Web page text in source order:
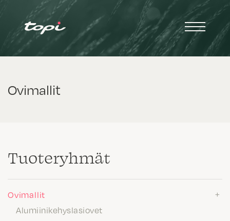
Ovimallit
Tuote­ryhmät
Ovimallit
Alumiinikehyslasiovet